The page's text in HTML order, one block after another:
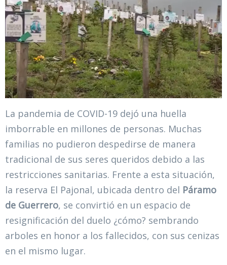
La pandemia de COVID-19 dejó una huella
imborrable en millones de personas. Muchas
familias no pudieron despedirse de manera
tradicional de sus seres queridos debido a las
restricciones sanitarias. Frente a esta situación,
la reserva El Pajonal, ubicada dentro del Páramo
de Guerrero, se convirtió en un espacio de
resignificación del duelo ¿cómo? sembrando
arboles en honor a los fallecidos, con sus cenizas
en el mismo lugar.